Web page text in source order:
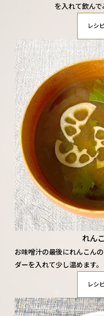
を入れて飲ん
レシ
れん
お味噌汁の最後にれんこん
ダーを入れて少し温めます。
レシ